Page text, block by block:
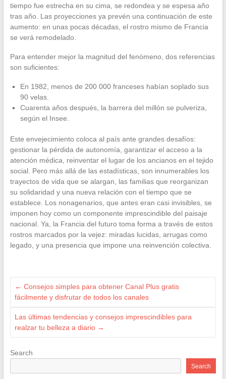
tiempo fue estrecha en su cima, se redondea y se espesa año
tras año. Las proyecciones ya prevén una continuación de este
aumento: en unas pocas décadas, el rostro mismo de Francia
se verá remodelado.
Para entender mejor la magnitud del fenómeno, dos referencias
son suficientes:
En 1982, menos de 200 000 franceses habían soplado sus
90 velas.
Cuarenta años después, la barrera del millón se pulveriza,
según el Insee.
Este envejecimiento coloca al país ante grandes desafíos:
gestionar la pérdida de autonomía, garantizar el acceso a la
atención médica, reinventar el lugar de los ancianos en el tejido
social. Pero más allá de las estadísticas, son innumerables los
trayectos de vida que se alargan, las familias que reorganizan
su solidaridad y una nueva relación con el tiempo que se
establece. Los nonagenarios, que antes eran casi invisibles, se
imponen hoy como un componente imprescindible del paisaje
nacional. Ya, la Francia del futuro toma forma a través de estos
rostros marcados por la vejez: miradas lucidas, arrugas como
legado, y una presencia que impone una reinvención colectiva.
← Consejos simples para obtener Canal Plus gratis
fácilmente y disfrutar de todos los canales
Las últimas tendencias y consejos imprescindibles para
realzar tu belleza a diario →
Search
Search